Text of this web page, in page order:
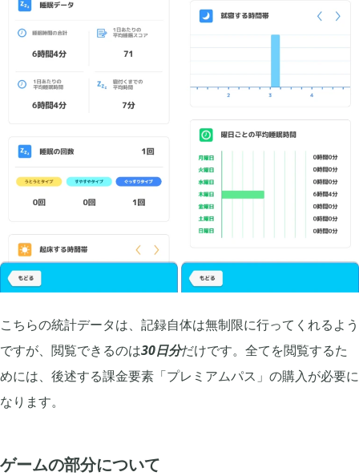
こちらの統計データは、記録自体は無制限に行ってくれるよう
ですが、閲覧できるのは30日分だけです。全てを閲覧するた
めには、後述する課金要素「プレミアムパス」の購入が必要に
なります。
ゲームの部分について